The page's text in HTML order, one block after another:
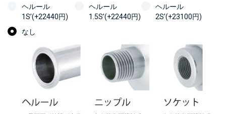
ヘルール
1S’(+22440円)
ヘルール
1.5S’(+22440円)
ヘルール
2S’(+23100円)
なし